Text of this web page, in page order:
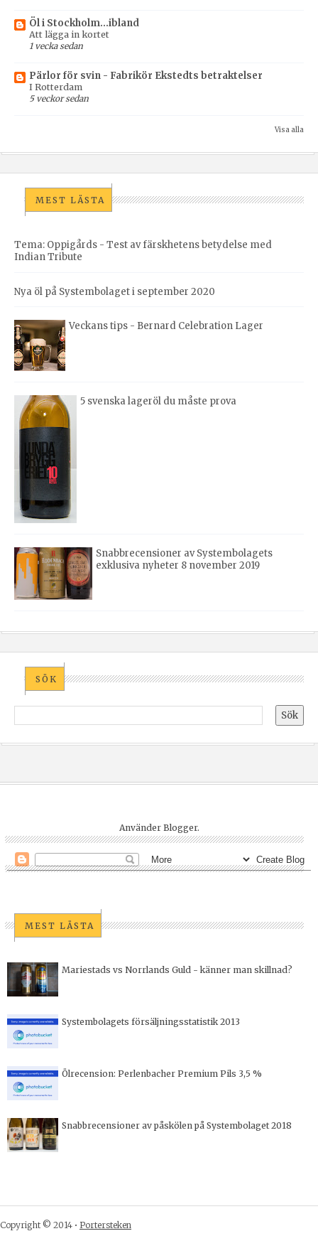
Öl i Stockholm...ibland
Att lägga in kortet
1 vecka sedan
Pärlor för svin - Fabrikör Ekstedts betraktelser
I Rotterdam
5 veckor sedan
Visa alla
MEST LÄSTA
Tema: Oppigårds - Test av färskhetens betydelse med
Indian Tribute
Nya öl på Systembolaget i september 2020
Veckans tips - Bernard Celebration Lager
5 svenska lageröl du måste prova
Snabbrecensioner av Systembolagets
exklusiva nyheter 8 november 2019
SÖK
Använder Blogger.
MEST LÄSTA
Mariestads vs Norrlands Guld - känner man skillnad?
Systembolagets försäljningsstatistik 2013
Ölrecension: Perlenbacher Premium Pils 3,5 %
Snabbrecensioner av påskölen på Systembolaget 2018
Copyright © 2014 • Portersteken